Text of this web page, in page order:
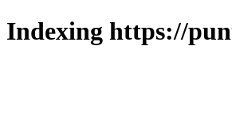
Indexing https://